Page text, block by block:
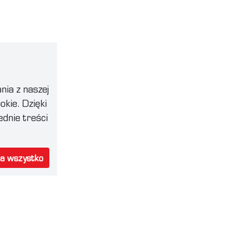
czołowych) i do różnych
średnic drutu. Użycie
odpowiedniej końcówki
absolutnie precyzyjnych
rezultatów.
z naszej
Dzięki
treści
wszystko